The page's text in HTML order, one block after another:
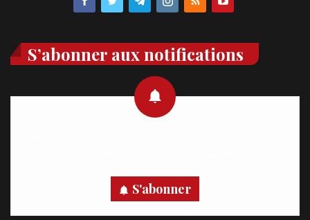
S’abonner aux notifications
S'abonner